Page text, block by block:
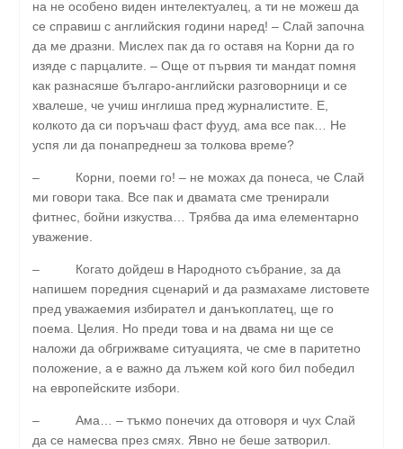
на не особено виден интелектуалец, а ти не можеш да
се справиш с английския години наред! – Слай започна
да ме дразни. Мислех пак да го оставя на Корни да го
изяде с парцалите. – Още от първия ти мандат помня
как разнасяше българо-английски разговорници и се
хвалеше, че учиш инглиша пред журналистите. Е,
колкото да си поръчаш фаст фууд, ама все пак… Не
успя ли да понапреднеш за толкова време?
– Корни, поеми го! – не можах да понеса, че Слай
ми говори така. Все пак и двамата сме тренирали
фитнес, бойни изкуства… Трябва да има елементарно
уважение.
– Когато дойдеш в Народното събрание, за да
напишем поредния сценарий и да размахаме листовете
пред уважаемия избирател и данъкоплатец, ще го
поема. Целия. Но преди това и на двама ни ще се
наложи да обгрижваме ситуацията, че сме в паритетно
положение, а е важно да лъжем кой кого бил победил
на европейските избори.
– Ама… – тъкмо понечих да отговоря и чух Слай
да се намесва през смях. Явно не беше затворил.